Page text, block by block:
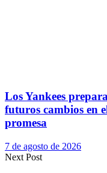
Los Yankees
futuros cambios en
promesa
7 de agosto de 2026
Next Post